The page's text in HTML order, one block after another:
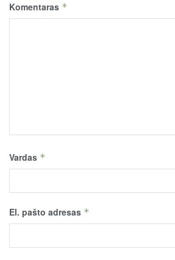
Komentaras *
Vardas *
El. pašto adresas *